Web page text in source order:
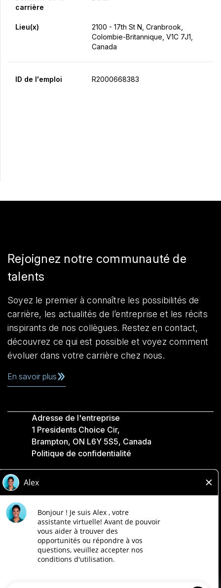
carrière
Lieu(x)
2100 - 17th St N, Cranbrook,
Colombie-Britannique, V1C 7J1,
Canada
ID de l'emploi R2000668383
Rejoignez notre communauté de
talents
Soyez le premier à connaître les possibilités de
carrière, les actualités de l’entreprise et les récits
inspirants de nos collègues. Restez en contact,
découvrez ce qui est possible et voyez comment
évoluer dans votre carrière chez nous.
En savoir plus
Adresse de l'entreprise
1 Presidents Choice Cir,
Brampton, ON L6Y 5S5, Canada
Politique de confidentialité
Accessibilité
Compagnies Loblaw